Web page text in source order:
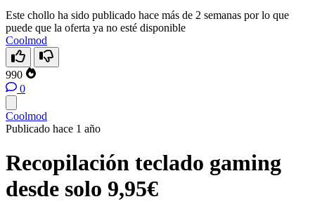
Este chollo ha sido publicado hace más de 2 semanas por lo que
puede que la oferta ya no esté disponible
Coolmod
990
0
Coolmod
Publicado hace 1 año
Recopilación teclado gaming
desde solo 9,95€